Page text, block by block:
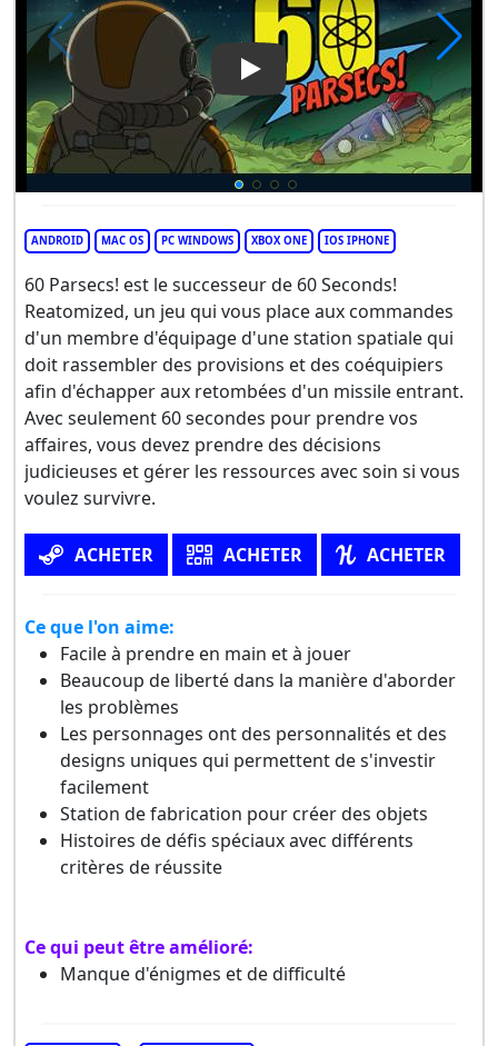
Play Video: 60 Parsecs!
ANDROID MAC OS PC WINDOWS XBOX ONE IOS IPHONE
60 Parsecs! est le successeur de 60 Seconds!
Reatomized, un jeu qui vous place aux commandes
d'un membre d'équipage d'une station spatiale qui
doit rassembler des provisions et des coéquipiers
afin d'échapper aux retombées d'un missile entrant.
Avec seulement 60 secondes pour prendre vos
affaires, vous devez prendre des décisions
judicieuses et gérer les ressources avec soin si vous
voulez survivre.
ACHETER ACHETER ACHETER
Ce que l'on aime:
Facile à prendre en main et à jouer
Beaucoup de liberté dans la manière d'aborder
les problèmes
Les personnages ont des personnalités et des
designs uniques qui permettent de s'investir
facilement
Station de fabrication pour créer des objets
Histoires de défis spéciaux avec différents
critères de réussite
Ce qui peut être amélioré:
Manque d'énigmes et de difficulté